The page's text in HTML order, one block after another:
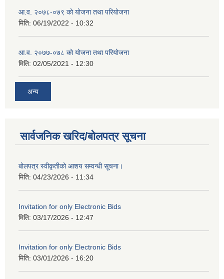
आ.व. २०७८-०७९ को योजना तथा परियोजना
मिति: 06/19/2022 - 10:32
आ.व. २०७७-०७८ को योजना तथा परियोजना
मिति: 02/05/2021 - 12:30
अन्य
सार्वजनिक खरिद/बोलपत्र सूचना
बोलपत्र स्वीकृतीको आशय सम्वन्धी सूचना।
मिति: 04/23/2026 - 11:34
Invitation for only Electronic Bids
मिति: 03/17/2026 - 12:47
Invitation for only Electronic Bids
मिति: 03/01/2026 - 16:20